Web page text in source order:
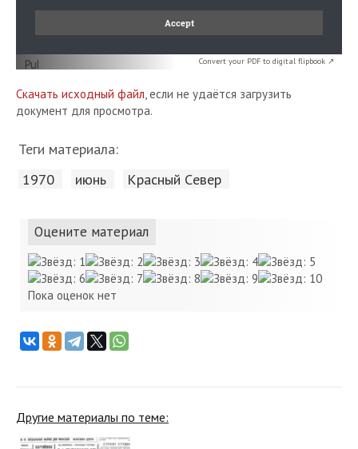
Convert your PDF to digital flipbook ↗
Скачать исходный файл, если не удаётся загрузить
документ для просмотра.
Теги материала:
1970 июнь Красный Cевер
Оцените материал
Пока оценок нет
Другие материалы по теме: